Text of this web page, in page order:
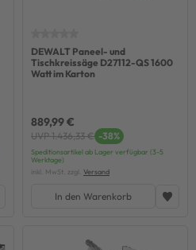
DEWALT Paneel- und
Tischkreissäge D27112-QS 1600
Watt im Karton
889,99 €
UVP 1.436,33 € -38%
Speditionsartikel ab Lager verfügbar (3-5
Werktage)
inkl. MwSt. zzgl. Versand
In den Warenkorb